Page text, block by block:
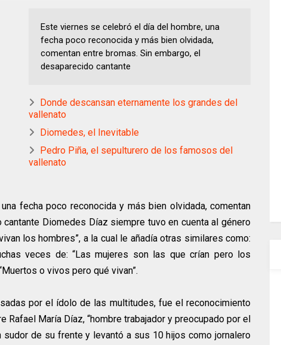
Este viernes se celebró el día del hombre, una
fecha poco reconocida y más bien olvidada,
comentan entre bromas. Sin embargo, el
desaparecido cantante
Donde descansan eternamente los grandes del
vallenato
Diomedes, el Inevitable
Pedro Piña, el sepulturero de los famosos del
vallenato
fecha poco reconocida y más bien olvidada, comentan
Diomedes Díaz siempre tuvo en cuenta al género
los hombres”, a la cual le añadía otras similares como:
veces de: “Las mujeres son las que crían pero los
o vivos pero qué vivan”.
por el ídolo de las multitudes, fue el reconocimiento
Rafael María Díaz, “hombre trabajador y preocupado por el
sudor de su frente y levantó a sus 10 hijos como jornalero